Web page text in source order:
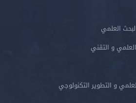
العلمي
و التقني
و التطوير التكنولوجي